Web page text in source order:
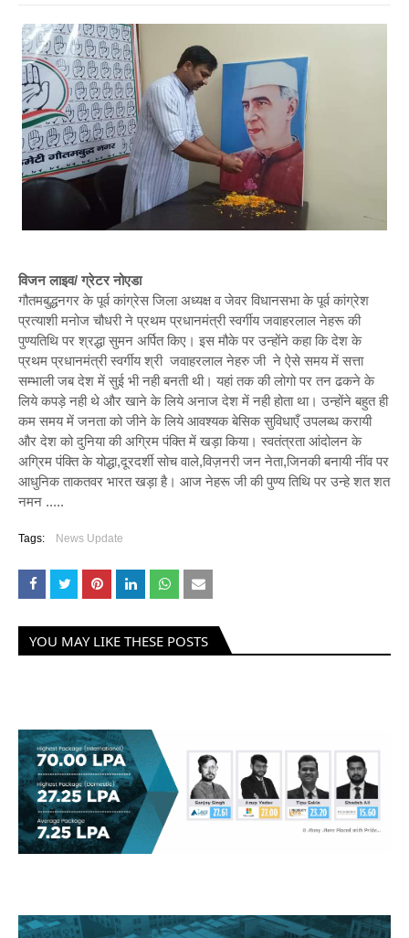
विजन लाइव/ ग्रेटर नोएडा
गौतमबुद्धनगर के पूर्व कांग्रेस जिला अध्यक्ष व जेवर विधानसभा के पूर्व कांग्रेश
प्रत्याशी मनोज चौधरी ने प्रथम प्रधानमंत्री स्वर्गीय जवाहरलाल नेहरू की
पुण्यतिथि पर श्रद्धा सुमन अर्पित किए। इस मौके पर उन्होंने कहा कि देश के
प्रथम प्रधानमंत्री स्वर्गीय श्री जवाहरलाल नेहरु जी ने ऐसे समय में सत्ता
सम्भाली जब देश में सुई भी नही बनती थी। यहां तक की लोगो पर तन ढकने के
लिये कपड़े नही थे और खाने के लिये अनाज देश में नही होता था। उन्होंने बहुत ही
कम समय में जनता को जीने के लिये आवश्यक बेसिक सुविधाएँ उपलब्ध करायी
और देश को दुनिया की अग्रिम पंक्ति में खड़ा किया। स्वतंत्रता आंदोलन के
अग्रिम पंक्ति के योद्धा,दूरदर्शी सोच वाले,विज़नरी जन नेता,जिनकी बनायी नींव पर
आधुनिक ताकतवर भारत खड़ा है। आज नेहरू जी की पुण्य तिथि पर उन्हे शत शत
नमन .....
Tags: News Update
YOU MAY LIKE THESE POSTS